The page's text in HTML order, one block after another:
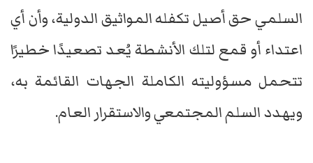
السلمي حق أصيل تكفله المواثيق الدولية، وأن أي
اعتداء أو قمع لتلك الأنشطة يُعد تصعيدًا خطيرًا
تتحمل مسؤوليته الكاملة الجهات القائمة به،
ويهدد السلم المجتمعي والاستقرار العام.